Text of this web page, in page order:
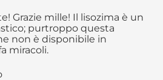
Grazie mille! Il lisozima è un
purtroppo questa
non è disponibile in
miracoli.